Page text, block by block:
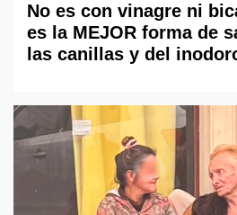
No es con vinagre ni
es la MEJOR forma de
las canillas y del